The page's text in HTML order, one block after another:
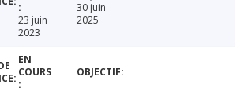
23 juin
2023
30 juin
2025